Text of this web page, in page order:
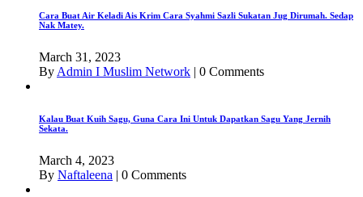
Cara Buat Air Keladi Ais Krim Cara Syahmi Sazli Sukatan Jug Dirumah. Sedap
Nak Matey.
March 31, 2023
By Admin I Muslim Network | 0 Comments
Kalau Buat Kuih Sagu, Guna Cara Ini Untuk Dapatkan Sagu Yang Jernih
Sekata.
March 4, 2023
By Naftaleena | 0 Comments